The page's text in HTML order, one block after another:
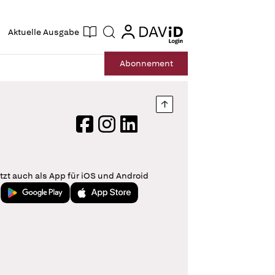
Aktuelle Ausgabe Suche login
login
Abonnement
Nach oben springen
FacebookInstagram
LinkedIn
auch als App für iOS und Android
Jetzt bei Google PlayLaden im App Store